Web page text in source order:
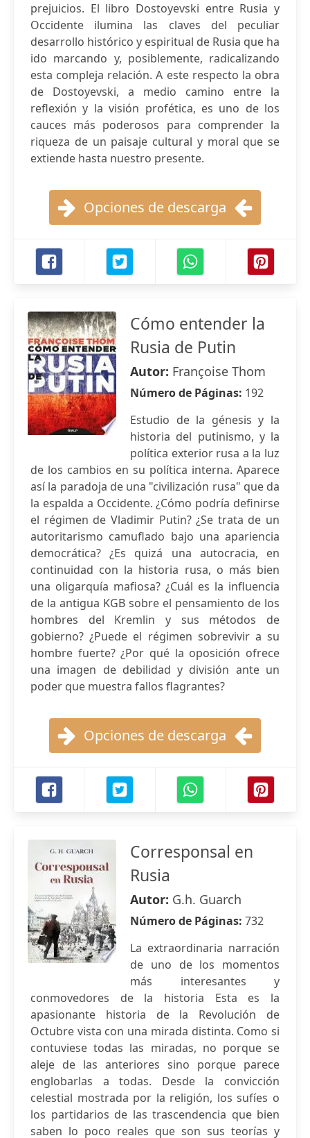
prejuicios. El libro Dostoyevski entre Rusia y
Occidente ilumina las claves del peculiar
desarrollo histórico y espiritual de Rusia que ha
ido marcando y, posiblemente, radicalizando
esta compleja relación. A este respecto la obra
de Dostoyevski, a medio camino entre la
reflexión y la visión profética, es uno de los
cauces más poderosos para comprender la
riqueza de un paisaje cultural y moral que se
extiende hasta nuestro presente.
Opciones de descarga
Cómo entender la
Rusia de Putin
Autor: Françoise Thom
Número de Páginas: 192
Estudio de la génesis y la
historia del putinismo, y la
política exterior rusa a la luz
de los cambios en su política interna. Aparece
así la paradoja de una "civilización rusa" que da
la espalda a Occidente. ¿Cómo podría definirse
el régimen de Vladimir Putin? ¿Se trata de un
autoritarismo camuflado bajo una apariencia
democrática? ¿Es quizá una autocracia, en
continuidad con la historia rusa, o más bien
una oligarquía mafiosa? ¿Cuál es la influencia
de la antigua KGB sobre el pensamiento de los
hombres del Kremlin y sus métodos de
gobierno? ¿Puede el régimen sobrevivir a su
hombre fuerte? ¿Por qué la oposición ofrece
una imagen de debilidad y división ante un
poder que muestra fallos flagrantes?
Opciones de descarga
Corresponsal en
Rusia
Autor: G.h. Guarch
Número de Páginas: 732
La extraordinaria narración
de uno de los momentos
más interesantes y
conmovedores de la historia Esta es la
apasionante historia de la Revolución de
Octubre vista con una mirada distinta. Como si
contuviese todas las miradas, no porque se
aleje de las anteriores sino porque parece
englobarlas a todas. Desde la convicción
celestial mostrada por la religión, los sufíes o
los partidarios de las trascendencia que bien
saben lo poco reales que son sus teorías y